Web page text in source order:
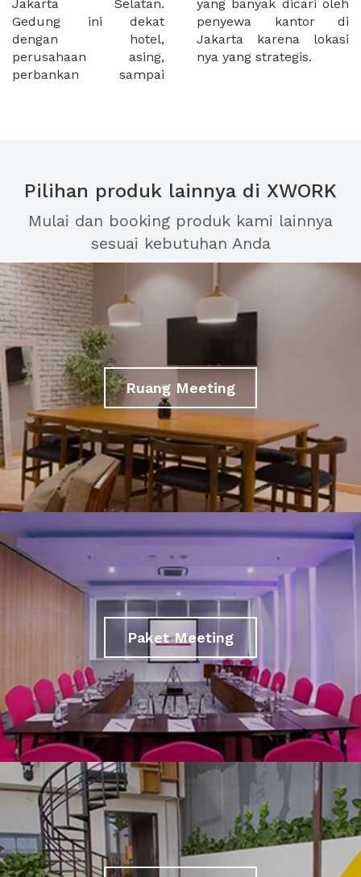
Jakarta Selatan.
Gedung ini dekat
dengan hotel,
perusahaan asing,
perbankan sampai
yang banyak dicari oleh
penyewa kantor di
Jakarta karena lokasi
nya yang strategis.
Pilihan produk lainnya di XWORK
Mulai dan booking produk kami lainnya
sesuai kebutuhan Anda
Ruang Meeting
Paket Meeting